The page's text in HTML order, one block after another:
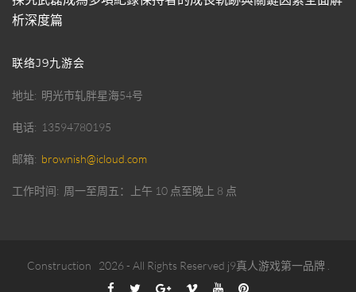
析深度篇
联络J9九游会
地址 明光市轧胖星海54号
电话 13594780195
邮箱 brownish@icloud.com
工作时间 周一至周五：上午 10 点至晚上 8 点
Construction 2026- All Rights Reserved j9真人游戏第一品牌.